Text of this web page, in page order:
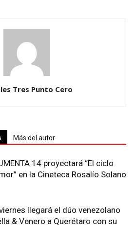
Tres Punto Cero
Más del autor
14 proyectará “El ciclo
en la Cineteca Rosalío Solano
llegará el dúo venezolano
& Venero a Querétaro con su